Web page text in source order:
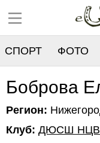
СПОРТ ФОТО
РЕЕСТР
Боброва
Регион:
Клуб: ДЮСШ